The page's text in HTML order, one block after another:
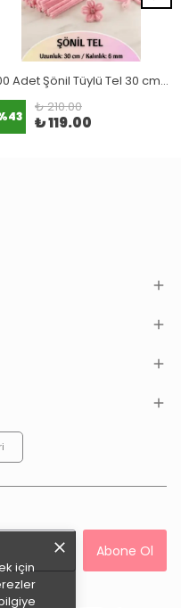
için
100 Adet Şönil Tüylü Tel 30 cm | El İşi, Çiçek Yapımı ve Hobi Malzemesi
43
₺ 210.00
₺ 119.00
Abone Ol